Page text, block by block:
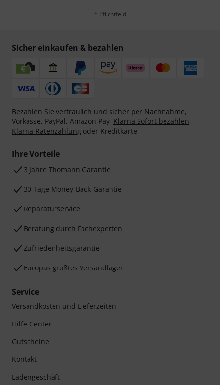
* Pflichtfeld
Sicher einkaufen & bezahlen
Bezahlen Sie vertraulich und sicher per Nachnahme,
Vorkasse, PayPal, Amazon Pay, Klarna Sofort bezahlen,
Klarna Ratenzahlung oder Kreditkarte.
Ihre Vorteile
3 Jahre Thomann Garantie
30 Tage Money-Back-Garantie
Reparaturservice
Beratung durch Fachexperten
Zufriedenheitsgarantie
Europas größtes Versandlager
Service
Versandkosten und Lieferzeiten
Hilfe-Center
Gutscheine
Kontakt
Ladengeschäft